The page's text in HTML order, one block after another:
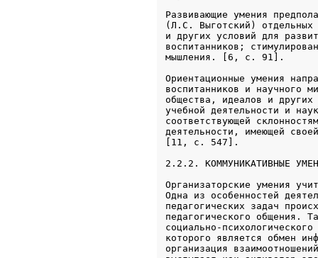
Развивающие умения
(Л.С. Выготский) отдельных
и других условий для
воспитанников;
мышления. [6, с. 91].
Ориентационные умения
воспитанников и научного
общества, идеалов и других
учебной деятельности и
соответствующей
деятельности, имеющей
2.2.2. КОММУНИКАТИВНЫЕ
Организаторские умения
Одна из особенностей
педагогических задач
педагогического общения.
социально-
которого является обмен
организация